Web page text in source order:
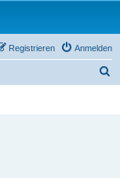
Anmelden
Registrieren